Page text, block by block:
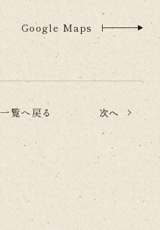
Google Maps
一覧へ戻る 次へ